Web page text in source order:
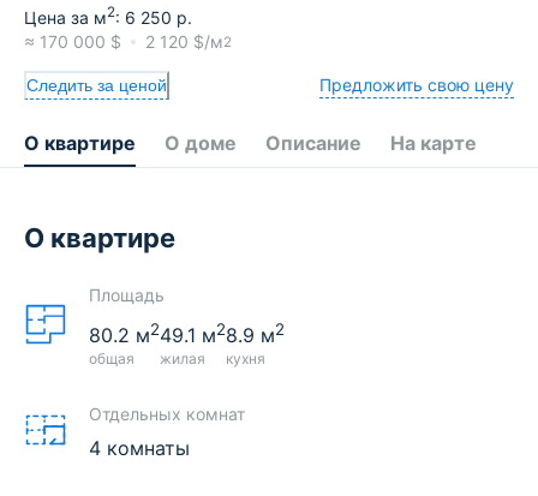
Цена за м2: 6 250 р.
≈ 170 000 $ 2 120 $/м2
Следить за ценой Предложить свою цену
О квартире О доме Описание На карте
О квартире
Площадь
80.2 м2
общая
49.1 м2
жилая
8.9 м2
кухня
Отдельных комнат
4 комнаты